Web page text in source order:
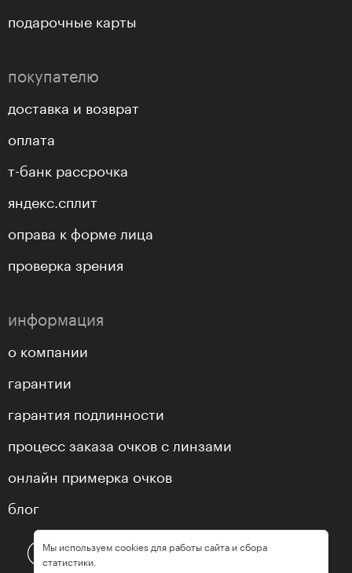
подарочные карты
покупателю
доставка и возврат
оплата
т-банк рассрочка
яндекс.сплит
оправа к форме лица
проверка зрения
информация
о компании
гарантии
гарантия подлинности
процесс заказа очков с линзами
онлайн примерка очков
блог
Мы используем cookies для работы сайта и сбора
статистики.